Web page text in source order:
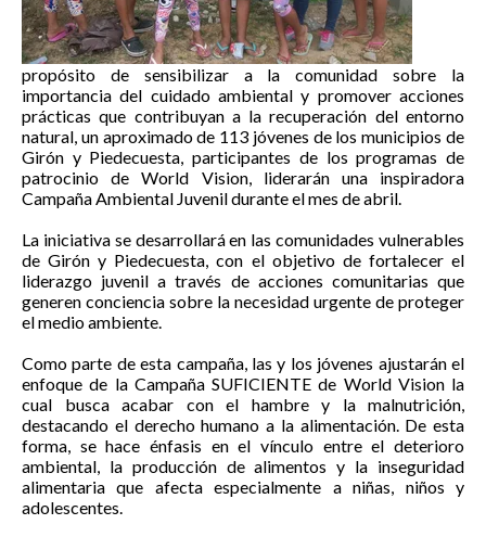
propósito de sensibilizar a la comunidad sobre la
importancia del cuidado ambiental y promover acciones
prácticas que contribuyan a la recuperación del entorno
natural, un aproximado de 113 jóvenes de los municipios de
Girón y Piedecuesta, participantes de los programas de
patrocinio de World Vision, liderarán una inspiradora
Campaña Ambiental Juvenil durante el mes de abril.
La iniciativa se desarrollará en las comunidades vulnerables
de Girón y Piedecuesta, con el objetivo de fortalecer el
liderazgo juvenil a través de acciones comunitarias que
generen conciencia sobre la necesidad urgente de proteger
el medio ambiente.
Como parte de esta campaña, las y los jóvenes ajustarán el
enfoque de la Campaña SUFICIENTE de World Vision la
cual busca acabar con el hambre y la malnutrición,
destacando el derecho humano a la alimentación. De esta
forma, se hace énfasis en el vínculo entre el deterioro
ambiental, la producción de alimentos y la inseguridad
alimentaria que afecta especialmente a niñas, niños y
adolescentes.